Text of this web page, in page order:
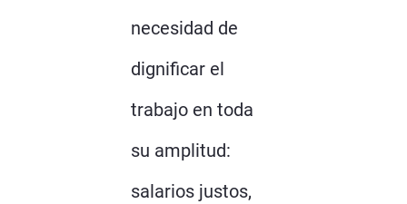
necesidad de
dignificar el
trabajo en toda
su amplitud:
salarios justos,